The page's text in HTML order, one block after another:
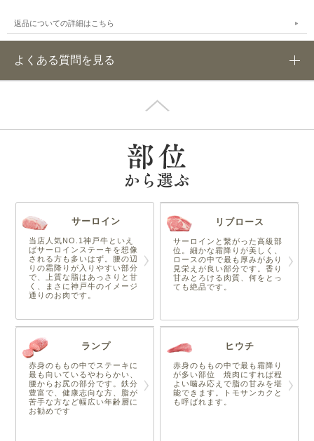
返品についての詳細はこちら
よくある質問を見る
サーロイン
当店人気NO.1神戸牛といえ
ばサーロインステーキを想像
される方も多いはず。腰の辺
りの霜降りが入りやすい部分
で、上質な脂はあっさりと甘
く、まさに神戸牛のイメージ
通りのお肉です。
リブロース
サーロインと繋がった高級部
位。細かな霜降りが美しく、
ロースの中で最も厚みがあり
見栄えが良い部分です。香り
甘みとろける肉質、何をとっ
ても絶品です。
ランプ
赤身のももの中でステーキに
最も向いているやわらかい、
腰からお尻の部分です。鉄分
豊富で、健康志向な方、脂が
苦手な方など幅広い年齢層に
お勧めです
ヒウチ
赤身のももの中で最も霜降り
が多い部位 焼肉にすれば程
よい噛み応えで脂の甘みを堪
能できます。トモサンカクと
も呼ばれます。